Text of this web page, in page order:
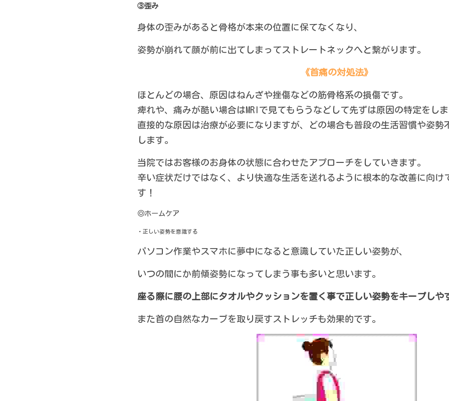
③歪み
身体の歪みがあると骨格が本来の位置に保てなくなり、
姿勢が崩れて顔が前に出てしまってストレートネックへと繋がります。
《首痛の対処法》
ほとんどの場合、原因はねんざや挫傷などの筋骨格系の損傷です。
痺れや、痛みが酷い場合はMRIで見てもらうなどして先ずは原因の特定をしま
直接的な原因は治療が必要になりますが、どの場合も普段の生活習慣や姿勢
します。
当院ではお客様のお身体の状態に合わせたアプローチをしていきます。
辛い症状だけではなく、より快適な生活を送れるように根本的な改善に向け
す！
◎ホームケア
・正しい姿勢を意識する
パソコン作業やスマホに夢中になると意識していた正しい姿勢が、
いつの間にか前傾姿勢になってしまう事も多いと思います。
座る際に腰の上部にタオルやクッションを置く事で正しい姿勢をキープしや
また首の自然なカーブを取り戻すストレッチも効果的です。